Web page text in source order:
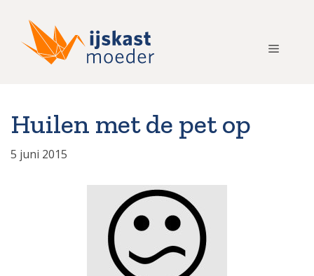
Menu
Huilen met de pet op
5 juni 2015